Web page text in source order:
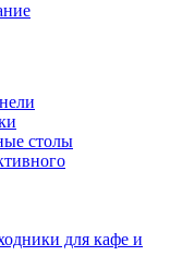
столы
для кафе и